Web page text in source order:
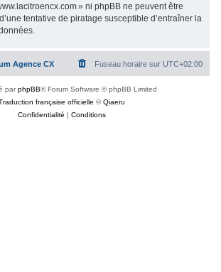
» ni phpBB ne peuvent être
tentative de piratage susceptible d’entraîner la
Agence CX Fuseau horaire sur UTC+02:00
parphpBB® Forum Software © phpBB Limited
française officielle ©Qiaeru
Confidentialité | Conditions